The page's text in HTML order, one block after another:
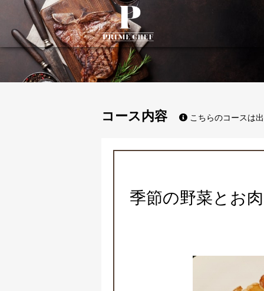
コース内容 こちらのコースは
季節の野菜とお